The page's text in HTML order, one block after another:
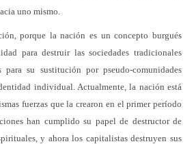
uno mismo.
porque la nación es un concepto burgués
para destruir las sociedades tradicionales
su sustitución por pseudo-comunidades
individual. Actualmente, la nación está
fuerzas que la crearon en el primer período
han cumplido su papel de destructor de
y ahora los capitalistas destruyen sus